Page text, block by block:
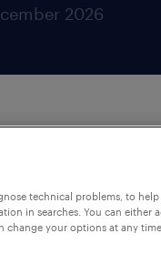
2026
en de ambitie
technical problems, to
in searches. You can either
change your options at any